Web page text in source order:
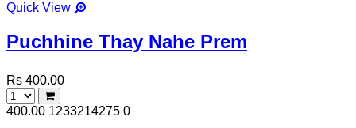
Quick View
Puchhine Thay Nahe Prem
Rs 400.00
400.00 1233214275 0